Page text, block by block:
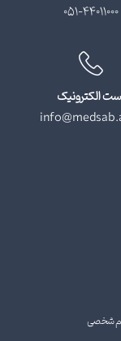
051-44011000
الکترونیک
شخصی